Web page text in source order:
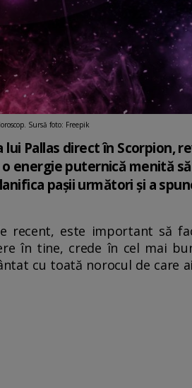
Sursă foto: Freepik
Pallas direct în Scorpion,
energie puternică menită
pașii următori și a
este important să
în tine, crede în cel mai
cu toată norocul de care